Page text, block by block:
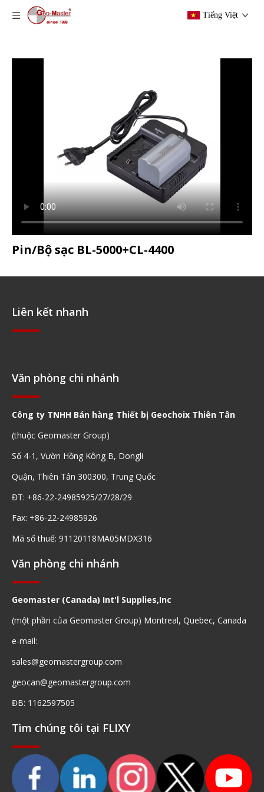
Tiếng Việt
Pin/Bộ sạc BL-5000+CL-4400
Liên kết nhanh
Văn phòng chi nhánh
Công ty TNHH Bán hàng Thiết bị Geochoix Thiên Tân
(thuộc Geomaster Group)
Số 4-1, Vườn Hồng Kông B, Dongli
Quận, Thiên Tân 300300, Trung Quốc
ĐT: +86-22-24985925/27/28/29
Fax: +86-22-24985926
Mã số thuế: 91120118MA05MDX316
Văn phòng chi nhánh
Geomaster (Canada) Int'l Supplies,Inc
(một phần của Geomaster Group) Montreal, Quebec, Canada
e-mail:
sales@geomastergroup.com
geocan@geomastergroup.com
ĐB: 1162597505
Tìm chúng tôi tại FLIXY